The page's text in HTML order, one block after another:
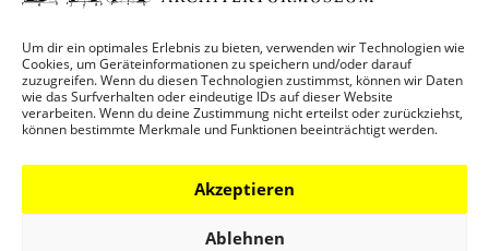
Um dir ein optimales Erlebnis zu bieten, verwenden wir Technologien wie
Cookies, um Geräteinformationen zu speichern und/oder darauf
zuzugreifen. Wenn du diesen Technologien zustimmst, können wir Daten
wie das Surfverhalten oder eindeutige IDs auf dieser Website
verarbeiten. Wenn du deine Zustimmung nicht erteilst oder zurückziehst,
können bestimmte Merkmale und Funktionen beeinträchtigt werden.
Akzeptieren
Ablehnen
Contact person
DAM Digital Collection